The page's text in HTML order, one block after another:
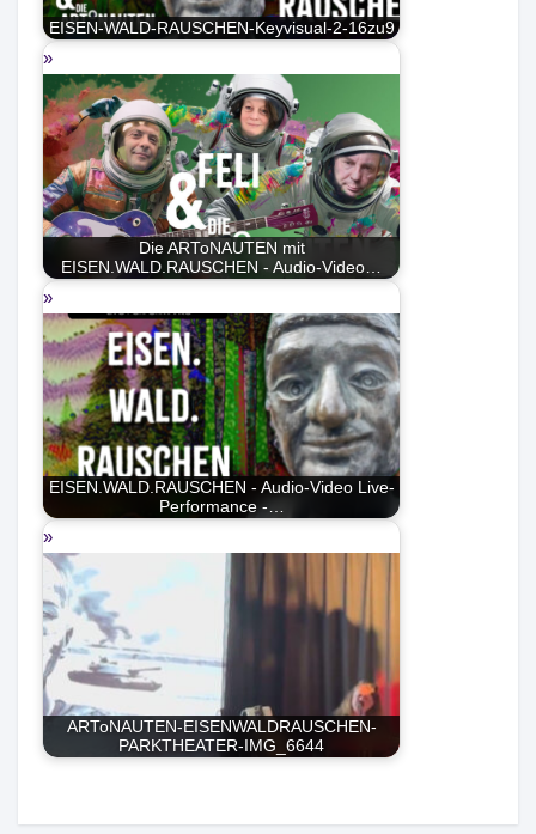
EISEN-WALD-RAUSCHEN-Keyvisual-2-16zu9
Die ARToNAUTEN mit
EISEN.WALD.RAUSCHEN - Audio-Video…
EISEN.WALD.RAUSCHEN - Audio-Video Live-
Performance -…
ARToNAUTEN-EISENWALDRAUSCHEN-
PARKTHEATER-IMG_6644